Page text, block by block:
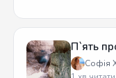
П`ять
Софія